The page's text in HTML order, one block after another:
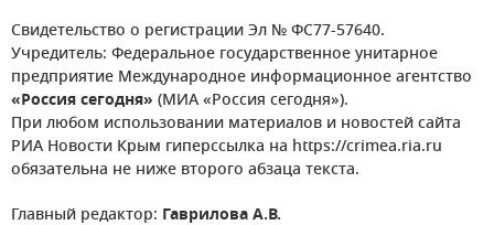
Свидетельство о регистрации Эл № ФС77-57640.
Учредитель: Федеральное государственное унитарное
предприятие Международное информационное агентство
«Россия сегодня» (МИА «Россия сегодня»).
При любом использовании материалов и новостей сайта
РИА Новости Крым гиперссылка на https://crimea.ria.ru
обязательна не ниже второго абзаца текста.
Главный редактор: Гаврилова А.В.